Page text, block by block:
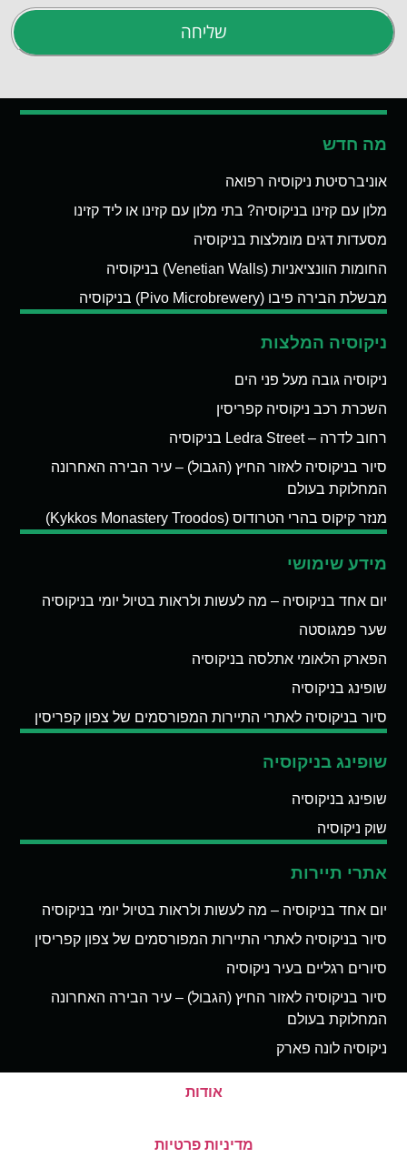
שליחה
מה חדש
אוניברסיטת ניקוסיה רפואה
מלון עם קזינו בניקוסיה? בתי מלון עם קזינו או ליד קזינו
מסעדות דגים מומלצות בניקוסיה
החומות הוונציאניות (Venetian Walls) בניקוסיה
מבשלת הבירה פיבו (Pivo Microbrewery) בניקוסיה
ניקוסיה המלצות
ניקוסיה גובה מעל פני הים
השכרת רכב ניקוסיה קפריסין
רחוב לדרה – Ledra Street בניקוסיה
סיור בניקוסיה לאזור החיץ (הגבול) – עיר הבירה האחרונה
המחלוקת בעולם
מנזר קיקוס בהרי הטרודוס (Kykkos Monastery Troodos)
מידע שימושי
יום אחד בניקוסיה – מה לעשות ולראות בטיול יומי בניקוסיה
שער פמגוסטה
הפארק הלאומי אתלסה בניקוסיה
שופינג בניקוסיה
סיור בניקוסיה לאתרי התיירות המפורסמים של צפון קפריסין
שופינג בניקוסיה
שופינג בניקוסיה
שוק ניקוסיה
אתרי תיירות
יום אחד בניקוסיה – מה לעשות ולראות בטיול יומי בניקוסיה
סיור בניקוסיה לאתרי התיירות המפורסמים של צפון קפריסין
סיורים רגליים בעיר ניקוסיה
סיור בניקוסיה לאזור החיץ (הגבול) – עיר הבירה האחרונה
המחלוקת בעולם
ניקוסיה לונה פארק
אודות
מדיניות פרטיות